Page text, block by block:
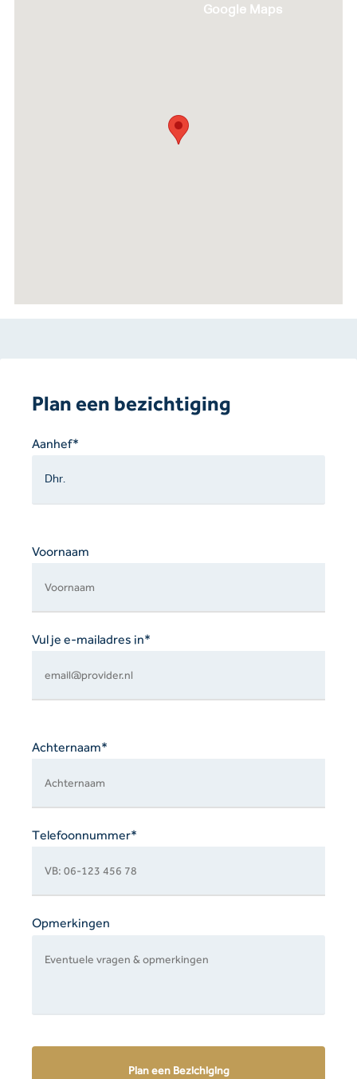
Google Maps
Plan een bezichtiging
dit
veld
Aanhef*
Voornaam
Vul je e-mailadres in*
Achternaam*
Telefoonnummer*
Opmerkingen